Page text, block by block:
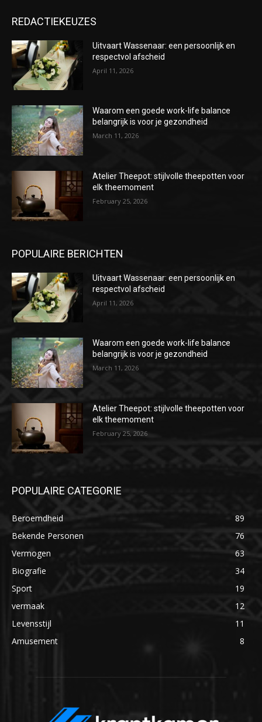
REDACTIEKEUZES
Uitvaart Wassenaar: een persoonlijk en
respectvol afscheid
April 11, 2026
Waarom een goede work-life balance
belangrijk is voor je gezondheid
March 11, 2026
Atelier Theepot: stijlvolle theepotten voor
elk theemoment
February 25, 2026
POPULAIRE BERICHTEN
Uitvaart Wassenaar: een persoonlijk en
respectvol afscheid
April 11, 2026
Waarom een goede work-life balance
belangrijk is voor je gezondheid
March 11, 2026
Atelier Theepot: stijlvolle theepotten voor
elk theemoment
February 25, 2026
POPULAIRE CATEGORIE
Beroemdheid
89
Bekende Personen
76
Vermogen
63
Biografie
34
Sport
19
vermaak
12
Levensstijl
11
Amusement
8